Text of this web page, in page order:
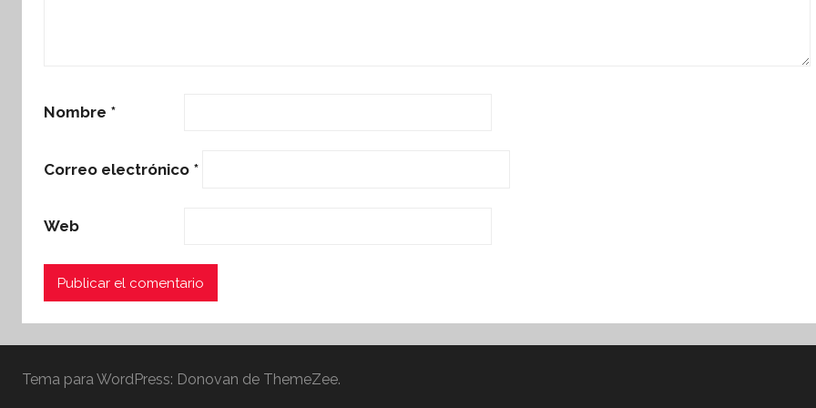
Nombre *
Correo electrónico *
Web
Tema para WordPress: Donovan de ThemeZee.